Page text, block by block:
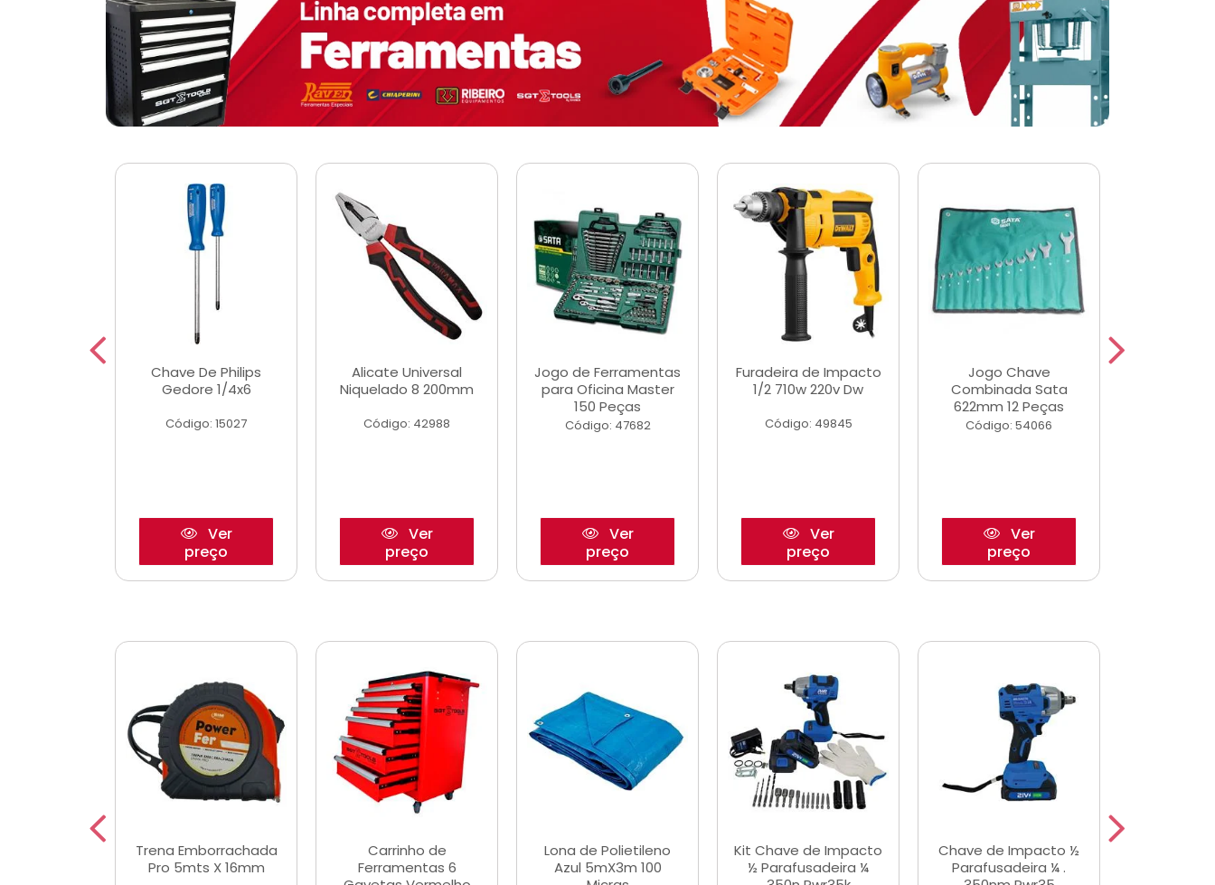
Chave De Philips
Gedore 1/4x6
Código: 15027
Ver
preço
Alicate Universal
Niquelado 8 200mm
Código: 42988
Ver
preço
Jogo de Ferramentas
para Oficina Master
150 Peças
Código: 47682
Ver
preço
Furadeira de Impacto
1/2 710w 220v Dw
Código: 49845
Ver
preço
Jogo Chave
Combinada Sata
622mm 12 Peças
Código: 54066
Ver
preço
Trena Emborrachada
Pro 5mts X 16mm
Carrinho de
Ferramentas 6
Lona de Polietileno
Azul 5mX3m 100
Kit Chave de Impacto
½ Parafusadeira ¼
Chave de Impacto ½
Parafusadeira ¼ .